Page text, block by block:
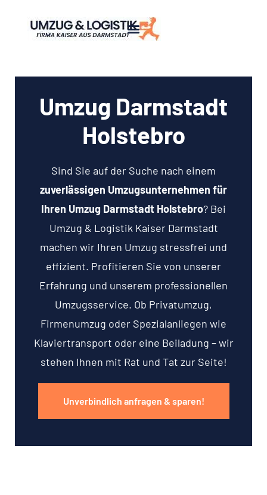
Umzug Darmstadt
Holstebro
Sind Sie auf der Suche nach einem
zuverlässigen Umzugsunternehmen für
Ihren Umzug Darmstadt Holstebro? Bei
Umzug & Logistik Kaiser Darmstadt
machen wir Ihren Umzug stressfrei und
effizient. Profitieren Sie von unserer
Erfahrung und unserem professionellen
Umzugsservice. Ob Privatumzug,
Firmenumzug oder Spezialanliegen wie
Klaviertransport oder eine Beiladung – wir
stehen Ihnen mit Rat und Tat zur Seite!
Unverbindlich anfragen & sparen!